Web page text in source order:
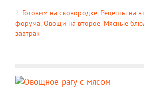
Готовим на сковородке, Рецепты на
форума, Овощи на второе, Мясные
завтрак